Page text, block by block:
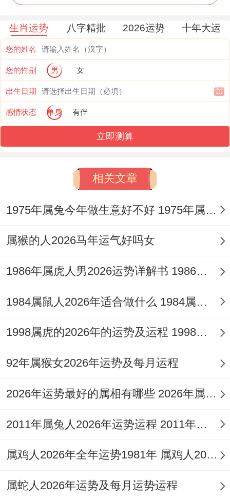
半合关系，并非直接的刑、冲、害、破，属
猴人在2026年并不属于传统有价值 上的
「犯太岁」生肖，「半合」代表着一种强烈
的吸引与互动关系。
午火太岁会强力引动申猴。使命主今年与
「火」相关的事务激增，如电子科技、能
也容易因追求这些机遇而身心俱疲，或卷入
高速运转的人事与项目之中形成一种「非典
型」的劳碌与消耗。
1.3 全年运势的基调与是什么？
全年运势基调可概括为、「动中求进。智取
才、是非，财运波动、情感疏离，健康预
压力转化为动力，在变动中精准定位，避免
硬碰硬，多以智慧与沟通解决问题。
1.4 有哪些重要的吉星与凶星入驻？
动、出差，出国等动态事件，是今年运势转
折的重点，凶星方面需警惕、「孤辰」 带来
同 「五鬼」、则警示法律文书纠纷，小人暗
生肖运势 八字精批 2026运势 十年大运
您的姓名
您的性别 男 女
出生日期
感情状态 单身 有伴
立即测算
相关文章
1975年属兔今年做生意好不好 1975年属兔人做什么生意合适
属猴的人2026马年运气好吗女
1986年属虎人男2026运势详解书 1986年属虎是什么命金木水火土
1984属鼠人2026年适合做什么 1984属鼠人2026年全年运势运程
1998属虎的2026年的运势及运程 1998属虎的2026年多大了
92年属猴女2026年运势及每月运程
2026年运势最好的属相有哪些 2026年属鼠的运势
2011年属兔人2026年运势运程 2011年属兔人可以搬家吗
属鸡人2026年全年运势1981年 属鸡人2026年财运如何
属蛇人2026年运势及每月运势运程